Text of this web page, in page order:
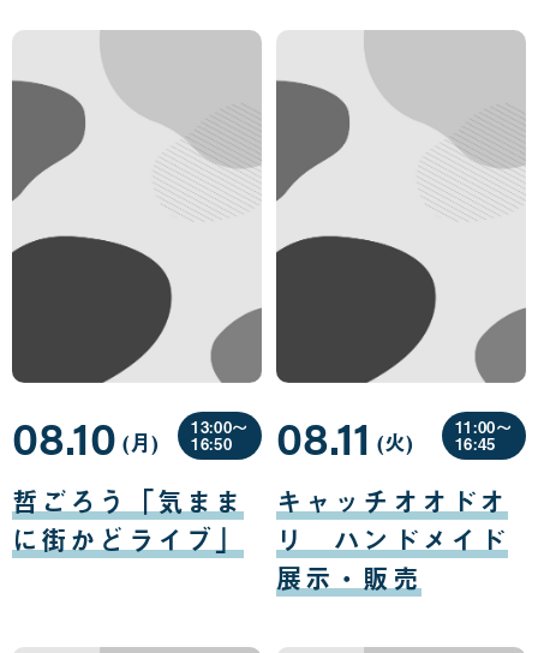
哲ごろう「気まま
に街かどライブ」
08.10
月
10
日
(月曜
日
)
13:00〜
16:50
キャッチオオドオ
リ ハンドメイド
展示・販売
08.11
月
11
日
(火曜
日
)
11:00〜
16:45